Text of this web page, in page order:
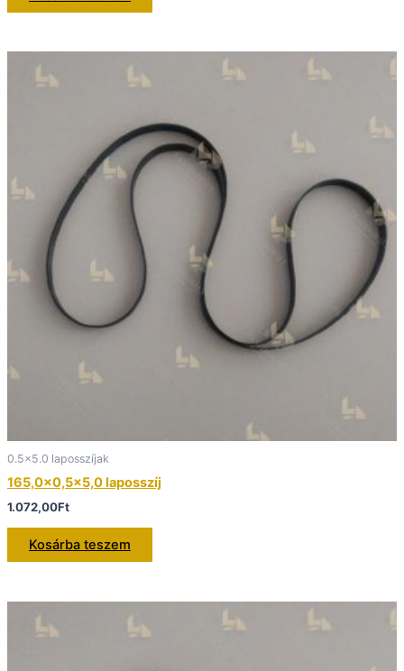
0.5x5.0 laposszíjak
165,0×0,5×5,0 laposszíj
1.072,00Ft
Kosárba teszem